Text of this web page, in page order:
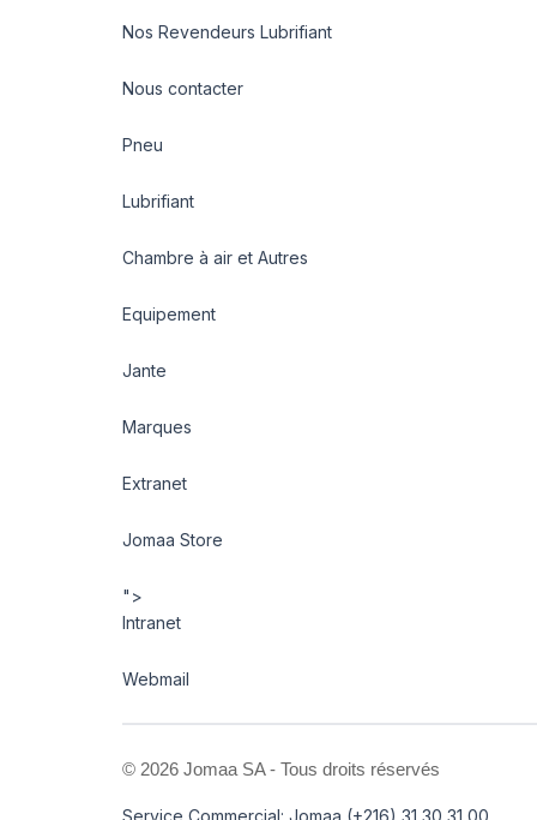
Nos Revendeurs Lubrifiant
Nous contacter
Pneu
Lubrifiant
Chambre à air et Autres
Equipement
Jante
Marques
Extranet
Jomaa Store
">
Intranet
Webmail
© 2026 Jomaa SA - Tous droits réservés
Service Commercial: Jomaa (+216) 31 30 31 00